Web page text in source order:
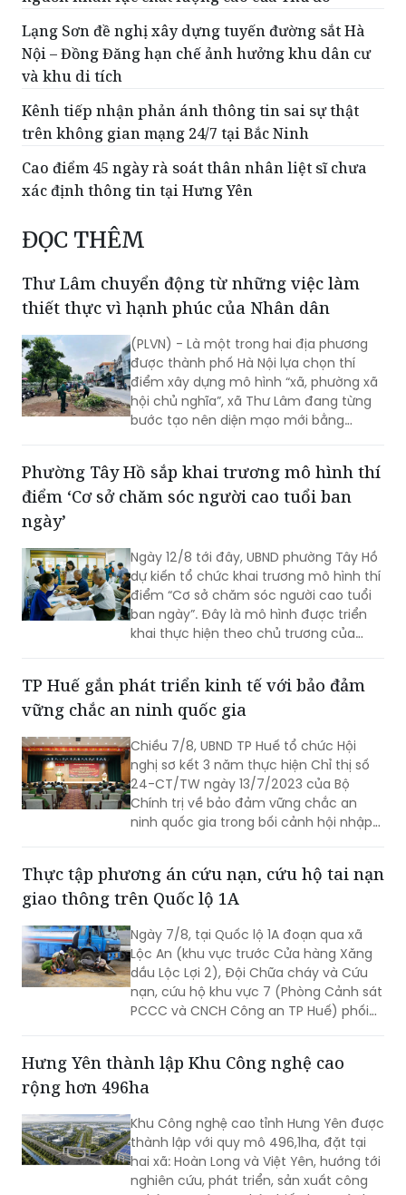
Lạng Sơn đề nghị xây dựng tuyến đường sắt Hà
Nội – Đồng Đăng hạn chế ảnh hưởng khu dân cư
và khu di tích
Kênh tiếp nhận phản ánh thông tin sai sự thật
trên không gian mạng 24/7 tại Bắc Ninh
Cao điểm 45 ngày rà soát thân nhân liệt sĩ chưa
xác định thông tin tại Hưng Yên
ĐỌC THÊM
Thư Lâm chuyển động từ những việc làm
thiết thực vì hạnh phúc của Nhân dân
(PLVN) - Là một trong hai địa phương
được thành phố Hà Nội lựa chọn thí
điểm xây dựng mô hình “xã, phường xã
hội chủ nghĩa”, xã Thư Lâm đang từng
bước tạo nên diện mạo mới bằng
hàng cây, bồn hoa được chăm sóc đến
các ao hồ được cải tạo, làm sạch…, tất
của Nhân dân với mục tiêu lấy người
dân làm trung tâm, lấy chất lượng
cuộc sống làm thước đo cho sự phát
triển.
Phường Tây Hồ sắp khai trương mô hình thí
điểm ‘Cơ sở chăm sóc người cao tuổi ban
ngày’
Ngày 12/8 tới đây, UBND phường Tây Hồ
dự kiến tổ chức khai trương mô hình thí
điểm “Cơ sở chăm sóc người cao tuổi
ban ngày”. Đây là mô hình được triển
khai thực hiện theo chủ trương của
xã, phường.
TP Huế gắn phát triển kinh tế với bảo đảm
vững chắc an ninh quốc gia
Chiều 7/8, UBND TP Huế tổ chức Hội
nghị sơ kết 3 năm thực hiện Chỉ thị số
24-CT/TW ngày 13/7/2023 của Bộ
Chính trị về bảo đảm vững chắc an
ninh quốc gia trong bối cảnh hội nhập
Thực tập phương án cứu nạn, cứu hộ tai nạn
giao thông trên Quốc lộ 1A
Ngày 7/8, tại Quốc lộ 1A đoạn qua xã
Lộc An (khu vực trước Cửa hàng Xăng
dầu Lộc Lợi 2), Đội Chữa cháy và Cứu
nạn, cứu hộ khu vực 7 (Phòng Cảnh sát
PCCC và CNCH Công an TP Huế) phối
huống tai nạn giao thông đường bộ có
huy động nhiều lực lượng, phương tiện
Hưng Yên thành lập Khu Công nghệ cao
rộng hơn 496ha
Khu Công nghệ cao tỉnh Hưng Yên được
thành lập với quy mô 496,1ha, đặt tại
hai xã: Hoàn Long và Việt Yên, hướng tới
nghiên cứu, phát triển, sản xuất công